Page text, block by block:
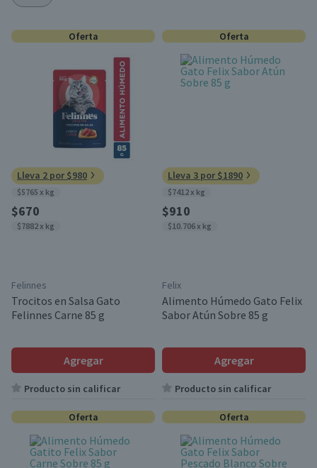
Oferta
Lleva 2 por $980
$5765 x kg
$670
$7882 x kg
Felinnes
Trocitos en Salsa Gato
Felinnes Carne 85 g
Agregar
Producto sin calificar
Oferta
Lleva 3 por $1890
$7412 x kg
$910
$10.706 x kg
Felix
Alimento Húmedo Gato Felix
Sabor Atún Sobre 85 g
Agregar
Producto sin calificar
Oferta Oferta